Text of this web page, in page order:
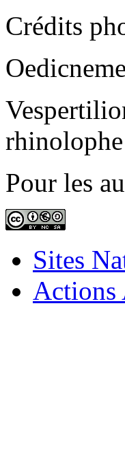
Crédits
Pour les
Sites
Actions